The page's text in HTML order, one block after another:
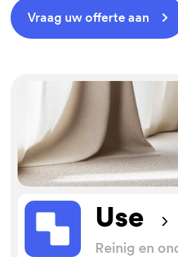
Vraag uw offerte aan
Use
Reinig en